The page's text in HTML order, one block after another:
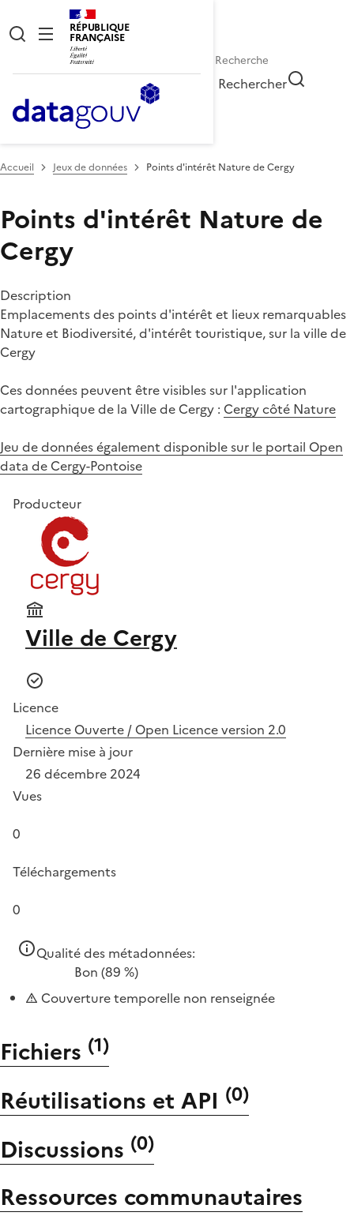
RÉPUBLIQUE
FRANÇAISE
Rechercher
Accueil Jeux de données Points d'intérêt Nature de Cergy
Points d'intérêt Nature de
Cergy
Description
Emplacements des points d'intérêt et lieux remarquables
Nature et Biodiversité, d'intérêt touristique, sur la ville de
Cergy
Ces données peuvent être visibles sur l'application
cartographique de la Ville de Cergy : Cergy côté Nature
Jeu de données également disponible sur le portail Open
data de Cergy-Pontoise
Producteur
Ville de Cergy
Licence
Licence Ouverte / Open Licence version 2.0
Dernière mise à jour
26 décembre 2024
Vues
0
Téléchargements
0
Qualité des métadonnées:
Bon (89 %)
Couverture temporelle non renseignée
Fichiers (1)
Réutilisations et API (0)
Discussions (0)
Ressources communautaires